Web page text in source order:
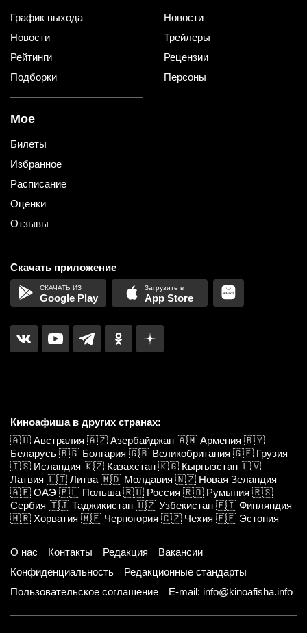
График выхода
Новости
Рейтинги
Подборки
Новости
Трейлеры
Рецензии
Персоны
Мое
Билеты
Избранное
Расписание
Оценки
Отзывы
Скачать приложение
Google Play App Store
Киноафиша в других странах:
🇦🇺 Австралия 🇦🇿 Азербайджан 🇦🇲 Армения 🇧🇾
Беларусь 🇧🇬 Болгария 🇬🇧 Великобритания 🇬🇪 Грузия
🇮🇸 Исландия 🇰🇿 Казахстан 🇰🇬 Кыргызстан 🇱🇻
Латвия 🇱🇹 Литва 🇲🇩 Молдавия 🇳🇿 Новая Зеландия
🇦🇪 ОАЭ 🇵🇱 Польша 🇷🇺 Россия 🇷🇴 Румыния 🇷🇸
Сербия 🇹🇯 Таджикистан 🇺🇿 Узбекистан 🇫🇮 Финляндия
🇭🇷 Хорватия 🇲🇪 Черногория 🇨🇿 Чехия 🇪🇪 Эстония
О нас Контакты Редакция
Вакансии
Конфиденциальность
Редакционные стандарты
Пользовательское соглашение
E-mail: info@kinoafisha.info